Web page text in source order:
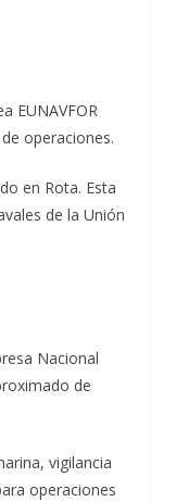
EUNAVFOR
operaciones.
en Rota. Esta
de la Unión
Nacional
de
vigilancia
operaciones